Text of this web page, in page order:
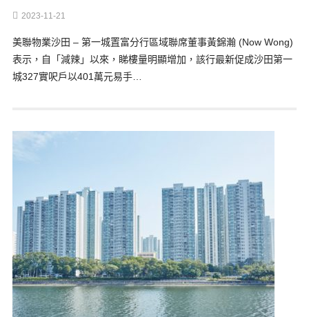
2023-11-21
美聯物業沙田 – 第一城置富分行區域聯席董事黃錦瀚 (Now Wong)
表示，自「減辣」以來，睇樓量明顯增加，該行最新促成沙田第一
城327實呎戶以401萬元易手…